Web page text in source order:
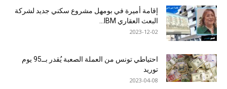
إقامة أميرة في بومهل مشروع سكني جديد لشركة
البعث العقاري IBM...
2023-12-02
احتياطي تونس من العملة الصعبة يُقدر بــ95 يوم
توريد
2023-04-08